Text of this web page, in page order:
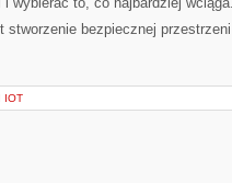
stworzenie bezpiecznej
IOT